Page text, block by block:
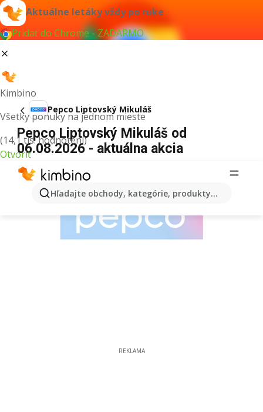
Aktuálne letáky vždy po ruke
Pridať do Chrome - ZADARMO
Kimbino
Všetky ponuky na jednom mieste
(14,1 tis. hodnotení)
Otvoriť
Hľadajte obchody, kategórie, produkty...
Pepco Liptovský Mikuláš
Pepco Liptovský Mikuláš od
06.08.2026 - aktuálna akcia
REKLAMA